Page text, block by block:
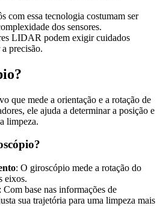
com essa tecnologia costumam ser
dos sensores.
LIDAR podem exigir cuidados
precisão.
que mede a orientação e a rotação de
ele ajuda a determinar a posição e
limpeza.
: O giroscópio mede a rotação do
eixos.
: Com base nas informações de
sua trajetória para uma limpeza mais